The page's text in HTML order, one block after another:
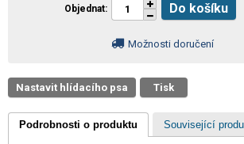
Objednat Do košíku
Možnosti doručení
Nastavit hlídacího psa Tisk
Podrobnosti o produktu Související